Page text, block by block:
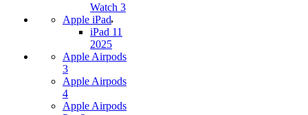
Watch 3
Apple iPad
iPad 11
2025
Apple Airpods
3
Apple Airpods
4
Apple Airpods